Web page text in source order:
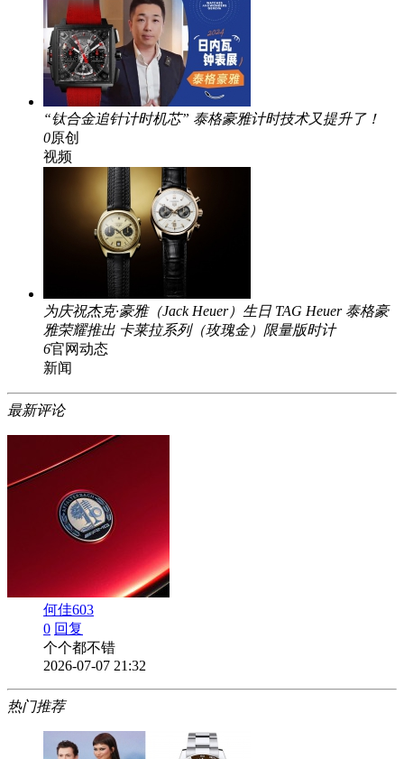
“钛合金追针计时机芯” 泰格豪雅计时技术又提升了！
0原创
视频
为庆祝杰克·豪雅（Jack Heuer）生日 TAG Heuer 泰格豪
雅荣耀推出 卡莱拉系列（玫瑰金）限量版时计
6官网动态
新闻
最新评论
何佳603
0 回复
个个都不错
2026-07-07 21:32
热门推荐